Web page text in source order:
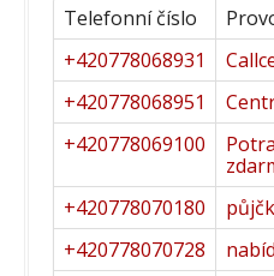
Telefonní číslo
+420778068931
+420778068951
+420778069100
+420778070180
+420778070728